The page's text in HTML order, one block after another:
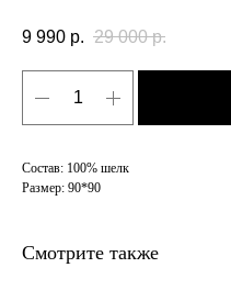
9 990 р. 29 000 р.
Состав: 100% шелк
Размер: 90*90
Смотрите также